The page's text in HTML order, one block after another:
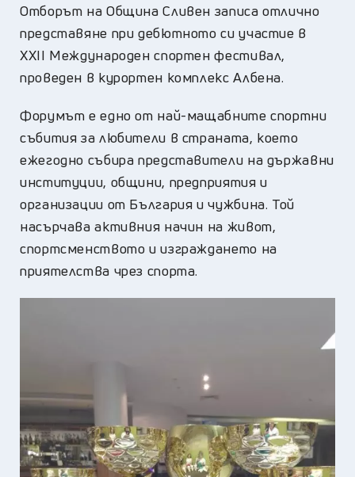
Отборът на Община Сливен записа отлично
представяне при дебютното си участие в
XXII Международен спортен фестивал,
проведен в курортен комплекс Албена.
Форумът е едно от най-мащабните спортни
събития за любители в страната, което
ежегодно събира представители на държавни
институции, общини, предприятия и
организации от България и чужбина. Той
насърчава активния начин на живот,
спортсменството и изграждането на
приятелства чрез спорта.